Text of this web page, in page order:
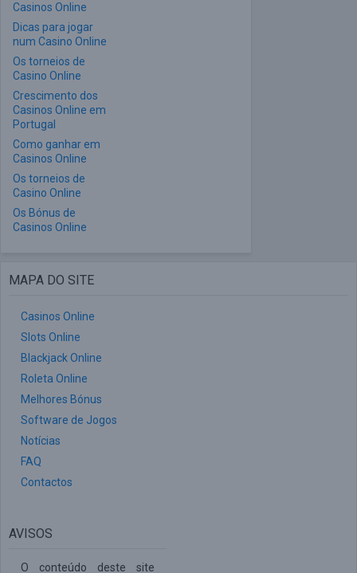
Casinos Online
Dicas para jogar
num Casino Online
Os torneios de
Casino Online
Crescimento dos
Casinos Online em
Portugal
Como ganhar em
Casinos Online
Os torneios de
Casino Online
Os Bónus de
Casinos Online
MAPA DO SITE
Casinos Online
Slots Online
Blackjack Online
Roleta Online
Melhores Bónus
Software de Jogos
Notícias
FAQ
Contactos
AVISOS
O conteúdo deste site